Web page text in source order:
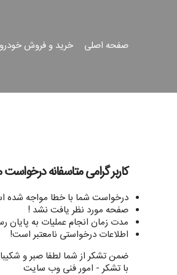
صفحه اصلی خرید و فروش خودرو
کاربر گرامی متاسفانه
درخواست شما با خطا مواجه شده
صفحه مورد نظر یافت نشد !
مدت زمان انجام عملیات به پایان
اطلاعات درخواستی نامعتبر است!
ضمن تشکر از شما لطفا صبر و
با تشکر - امور فنی وب سایت